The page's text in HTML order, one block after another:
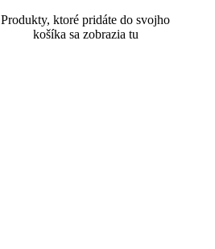
Produkty, ktoré pridáte do svojho
košíka sa zobrazia tu